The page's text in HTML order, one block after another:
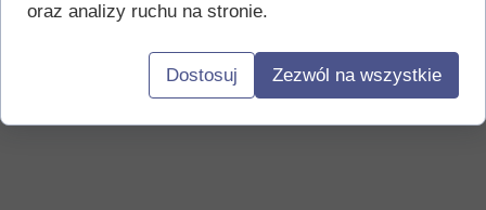
oraz analizy ruchu na stronie.
Dostosuj Zezwól na wszystkie